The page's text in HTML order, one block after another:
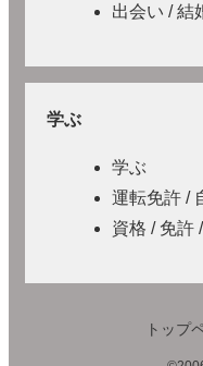
出会い / 結
学ぶ
学ぶ
運転免許 /
資格 / 免許
トップ